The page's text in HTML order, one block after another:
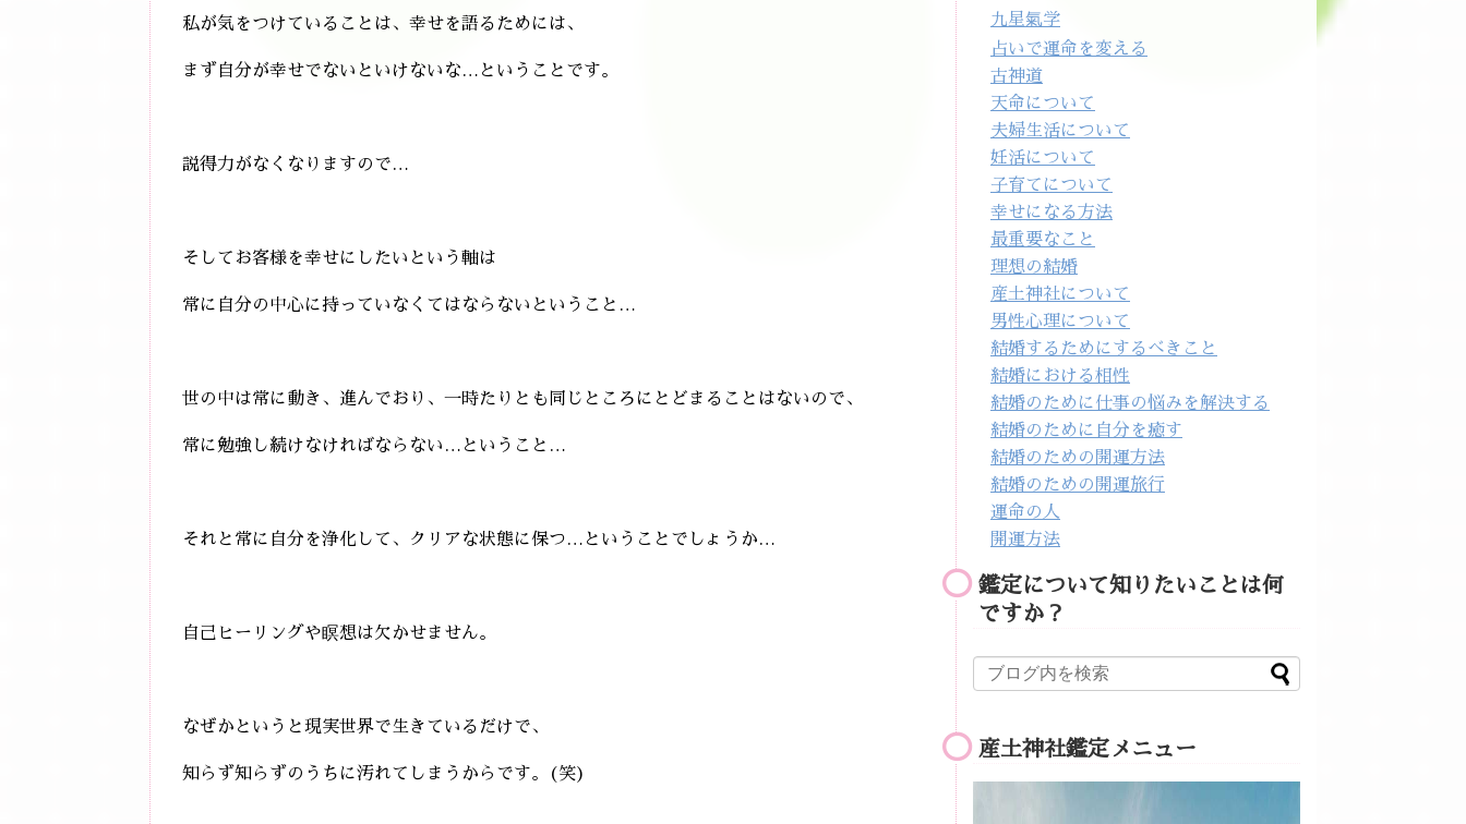
私が気をつけていることは、幸せを語るためには、
まず自分が幸せでないといけないな…ということです。
説得力がなくなりますので…
そしてお客様を幸せにしたいという軸は
常に自分の中心に持っていなくてはならないということ…
世の中は常に動き、進んでおり、一時たりとも同じところにとどまることはないので、
常に勉強し続けなければならない…ということ…
それと常に自分を浄化して、クリアな状態に保つ…ということでしょうか…
自己ヒーリングや瞑想は欠かせません。
なぜかというと現実世界で生きているだけで、
知らず知らずのうちに汚れてしまうからです。(笑)
九星氣学
占いで運命を変える
古神道
天命について
夫婦生活について
妊活について
子育てについて
幸せになる方法
最重要なこと
理想の結婚
産土神社について
男性心理について
結婚するためにするべきこと
結婚における相性
結婚のために仕事の悩みを解決する
結婚のために自分を癒す
結婚のための開運方法
結婚のための開運旅行
運命の人
開運方法
鑑定について知りたいことは何
ですか？
産土神社鑑定メニュー